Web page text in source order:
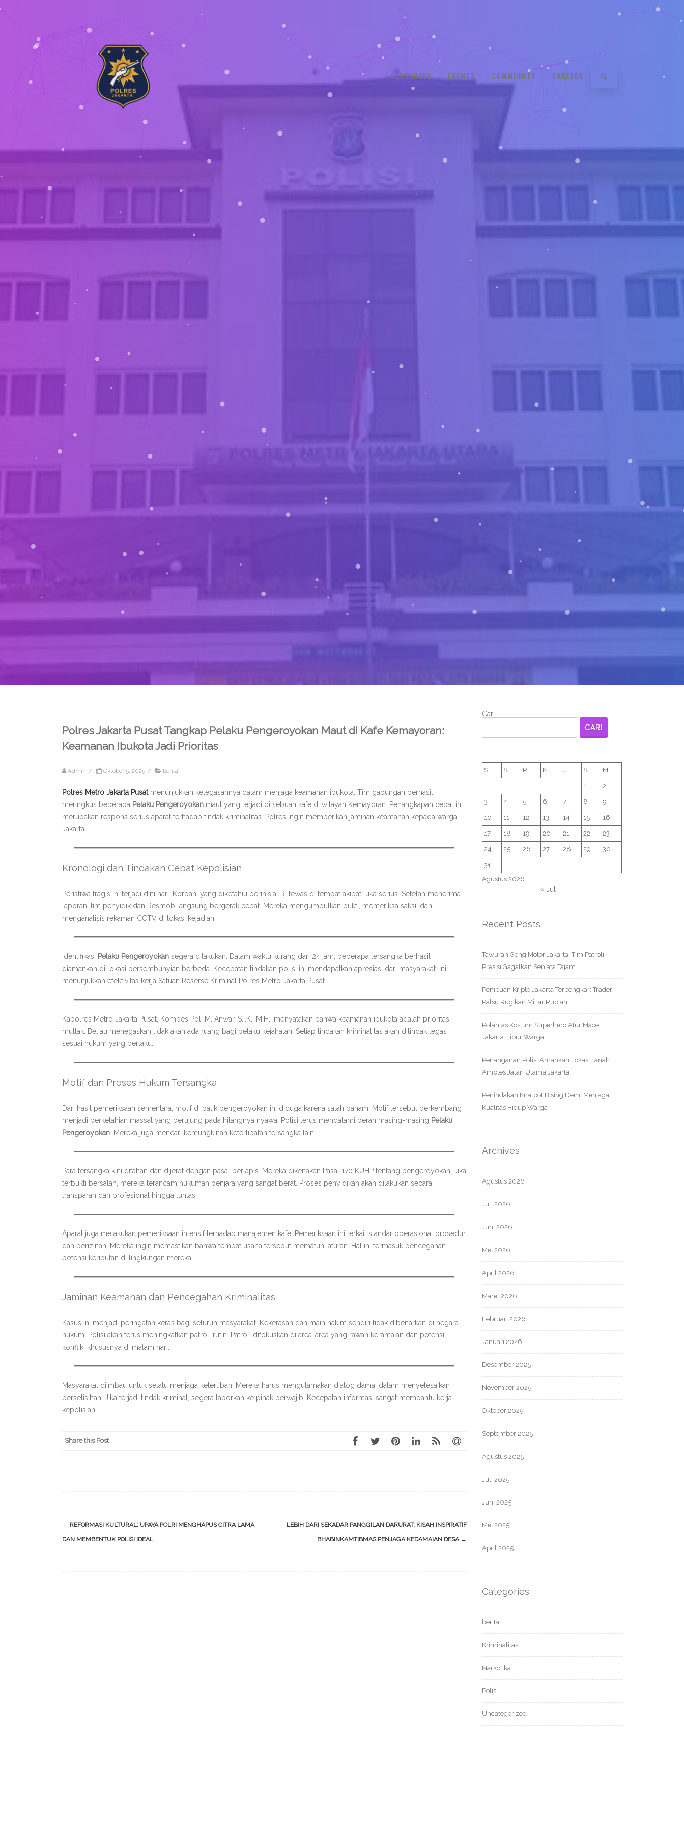
RESOURCES EVENTS COMMUNITY CAREERS
Polres Jakarta Pusat Tangkap Pelaku Pengeroyokan Maut di Kafe Kemayoran:
Keamanan Ibukota Jadi Prioritas
Admin / Oktober 5, 2025 / berita
Polres Metro Jakarta Pusatmenunjukkan ketegasannya dalam menjaga keamanan ibukota. Tim gabungan berhasil
meringkus beberapa Pelaku Pengeroyokan maut yang terjadi di sebuah kafe di wilayah Kemayoran. Penangkapan cepat ini
merupakan respons serius aparat terhadap tindak kriminalitas. Polres ingin memberikan jaminan keamanan kepada warga
Jakarta.
Kronologi dan Tindakan Cepat Kepolisian
Peristiwa tragis ini terjadi dini hari. Korban, yang diketahui berinisial R, tewas di tempat akibat luka serius. Setelah menerima
laporan, tim penyidik dan Resmob langsung bergerak cepat. Mereka mengumpulkan bukti, memeriksa saksi, dan
menganalisis rekaman CCTV di lokasi kejadian.
Identifikasi Pelaku Pengeroyokan segera dilakukan. Dalam waktu kurang dari 24 jam, beberapa tersangka berhasil
diamankan di lokasi persembunyian berbeda. Kecepatan tindakan polisi ini mendapatkan apresiasi dari masyarakat. Ini
menunjukkan efektivitas kerja Satuan Reserse Kriminal Polres Metro Jakarta Pusat.
Kapolres Metro Jakarta Pusat, Kombes Pol. M. Anwar, S.I.K., M.H., menyatakan bahwa keamanan ibukota adalah prioritas
mutlak. Beliau menegaskan tidak akan ada ruang bagi pelaku kejahatan. Setiap tindakan kriminalitas akan ditindak tegas
sesuai hukum yang berlaku.
Motif dan Proses Hukum Tersangka
Dari hasil pemeriksaan sementara, motif di balik pengeroyokan ini diduga karena salah paham. Motif tersebut berkembang
menjadi perkelahian massal yang berujung pada hilangnya nyawa. Polisi terus mendalami peran masing-masing Pelaku
Pengeroyokan . Mereka juga mencari kemungkinan keterlibatan tersangka lain.
Para tersangka kini ditahan dan dijerat dengan pasal berlapis. Mereka dikenakan Pasal 170 KUHP tentang pengeroyokan. Jika
terbukti bersalah, mereka terancam hukuman penjara yang sangat berat. Proses penyidikan akan dilakukan secara
transparan dan profesional hingga tuntas.
Aparat juga melakukan pemeriksaan intensif terhadap manajemen kafe. Pemeriksaan ini terkait standar operasional prosedur
dan perizinan. Mereka ingin memastikan bahwa tempat usaha tersebut mematuhi aturan. Hal ini termasuk pencegahan
potensi keributan di lingkungan mereka.
Jaminan Keamanan dan Pencegahan Kriminalitas
Kasus ini menjadi peringatan keras bagi seluruh masyarakat. Kekerasan dan main hakim sendiri tidak dibenarkan di negara
hukum. Polisi akan terus meningkatkan patroli rutin. Patroli difokuskan di area-area yang rawan keramaian dan potensi
konflik, khususnya di malam hari.
Masyarakat diimbau untuk selalu menjaga ketertiban. Mereka harus mengutamakan dialog damai dalam menyelesaikan
perselisihan. Jika terjadi tindak kriminal, segera laporkan ke pihak berwajib. Kecepatan informasi sangat membantu kerja
kepolisian.
Share this Post
Post
navigation
← REFORMASI KULTURAL: UPAYA POLRI MENGHAPUS CITRA LAMA
DAN MEMBENTUK POLISI IDEAL
LEBIH DARI SEKADAR PANGGILAN DARURAT: KISAH INSPIRATIF
BHABINKAMTIBMAS PENJAGA KEDAMAIAN DESA →
Cari
CARI
Agustus 2026
S S R K J S M
1 2
3 4 5 6 7 8 9
10 11 12 13 14 15 16
17 18 19 20 21 22 23
24 25 26 27 28 29 30
31
« Jul
Recent Posts
Tawuran Geng Motor Jakarta: Tim Patroli
Presisi Gagalkan Senjata Tajam
Penipuan Kripto Jakarta Terbongkar: Trader
Palsu Rugikan Miliar Rupiah
Polantas Kostum Superhero Atur Macet
Jakarta Hibur Warga
Penanganan Polisi Amankan Lokasi Tanah
Ambles Jalan Utama Jakarta
Penindakan Knalpot Bising Demi Menjaga
Kualitas Hidup Warga
Archives
Agustus 2026
Juli 2026
Juni 2026
Mei 2026
April 2026
Maret 2026
Februari 2026
Januari 2026
Desember 2025
November 2025
Oktober 2025
September 2025
Agustus 2025
Juli 2025
Juni 2025
Mei 2025
April 2025
Categories
berita
Kriminalitas
Narkotika
Polisi
Uncategorized